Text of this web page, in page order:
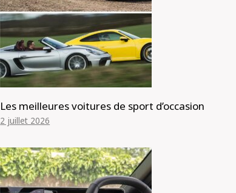
Les meilleures voitures de sport d’occasion
2 juillet 2026